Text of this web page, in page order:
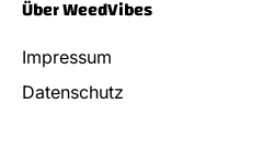
Über WeedVibes
Impressum
Datenschutz